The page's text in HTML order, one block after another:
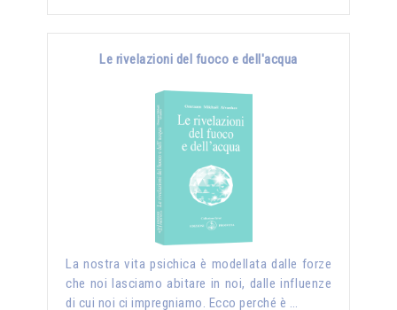
Le rivelazioni del fuoco e dell'acqua
La nostra vita psichica è modellata dalle forze
che noi lasciamo abitare in noi, dalle influenze
di cui noi ci impregniamo. Ecco perché è …